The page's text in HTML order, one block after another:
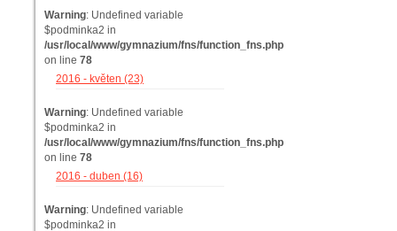
Warning: Undefined variable
$podminka2 in
/usr/local/www/gymnazium/fns/function_fns.php
on line 78
2016 - květen (23)
Warning: Undefined variable
$podminka2 in
/usr/local/www/gymnazium/fns/function_fns.php
on line 78
2016 - duben (16)
Warning: Undefined variable
$podminka2 in